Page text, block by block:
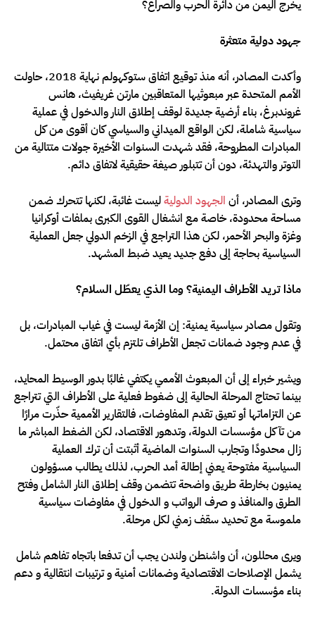
يخرج اليمن من دائرة الحرب والصراع؟
جهود دولية متعثرة
وأكدت المصادر، أنه منذ توقيع اتفاق ستوكهولم نهاية 2018، حاولت
الأمم المتحدة عبر مبعوثيها المتعاقبين مارتن غريفيث، هانس
غروندبرغ، بناء أرضية جديدة لوقف إطلاق النار والدخول في عملية
سياسية شاملة، لكن الواقع الميداني والسياسي كان أقوى من كل
المبادرات المطروحة، فقد شهدت السنوات الأخيرة جولات متتالية من
التوتر والتهدئة، دون أن تتبلور صيغة حقيقية لاتفاق دائم.
وترى المصادر، أن الجهود الدوليةليست غائبة، لكنها تتحرك ضمن
مساحة محدودة، خاصة مع انشغال القوى الكبرى بملفات أوكرانيا
وغزة والبحر الأحمر، لكن هذا التراجع في الزخم الدولي جعل العملية
السياسية بحاجة إلى دفع جديد يعيد ضبط المشهد.
ماذا تريد الأطراف اليمنية؟ وما الذي يعطّل السلام؟
وتقول مصادر سياسية يمنية: إن الأزمة ليست في غياب المبادرات، بل
في عدم وجود ضمانات تجعل الأطراف تلتزم بأي اتفاق محتمل.
ويشير خبراء إلى أن المبعوث الأممي يكتفي غالبًا بدور الوسيط المحايد،
بينما تحتاج المرحلة الحالية إلى ضغوط فعلية على الأطراف التي تتراجع
عن التزاماتها أو تعيق تقدم المفاوضات، فالتقارير الأممية حذّرت مرارًا
من تآكل مؤسسات الدولة، وتدهور الاقتصاد، لكن الضغط المباشر ما
زال محدودًا وتجارب السنوات الماضية أثبتت أن ترك العملية
السياسية مفتوحة يعني إطالة أمد الحرب، لذلك يطالب مسؤولون
يمنيون بخارطة طريق واضحة تتضمن وقف إطلاق النار الشامل وفتح
الطرق والمنافذ و صرف الرواتب و الدخول في مفاوضات سياسية
ملموسة مع تحديد سقف زمني لكل مرحلة.
ويرى محللون، أن واشنطن ولندن يجب أن تدفعا باتجاه تفاهم شامل
يشمل الإصلاحات الاقتصادية وضمانات أمنية و ترتيبات انتقالية و دعم
بناء مؤسسات الدولة.